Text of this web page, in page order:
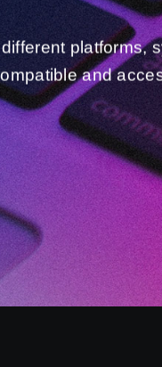
platforms,
and